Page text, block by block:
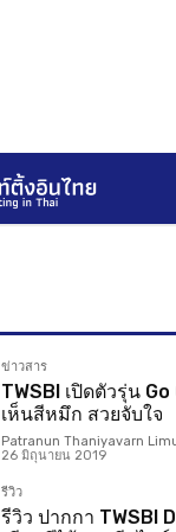
ข่าวสาร
TWSBI เปิดตัวรุ่น
เห็นสีหมึก สวยจับใจ
Patranun Thaniyavarn
26 มิถุนายน 2019
รีวิว
รีวิว ปากกา TWSBI